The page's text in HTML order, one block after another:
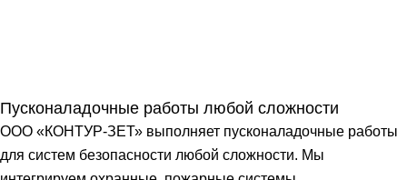
Пусконаладочные работы любой сложности
ООО «КОНТУР-ЗЕТ» выполняет пусконаладочные работы
для систем безопасности любой сложности. Мы